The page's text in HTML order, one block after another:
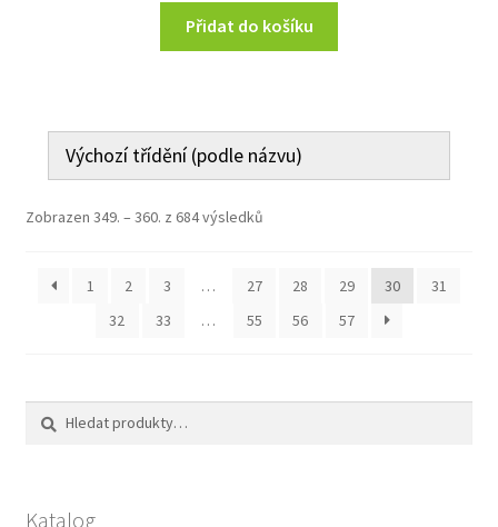
Přidat do košíku
Zobrazen 349. – 360. z 684 výsledků
1 2 3 … 27 28 29 30
31
32
33 … 55 56 57
Hledat:
Hledat
Katalog